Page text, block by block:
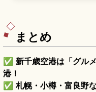
まとめ
✅ 新千歳空港は「グル
港！
✅ 札幌・小樽・富良野